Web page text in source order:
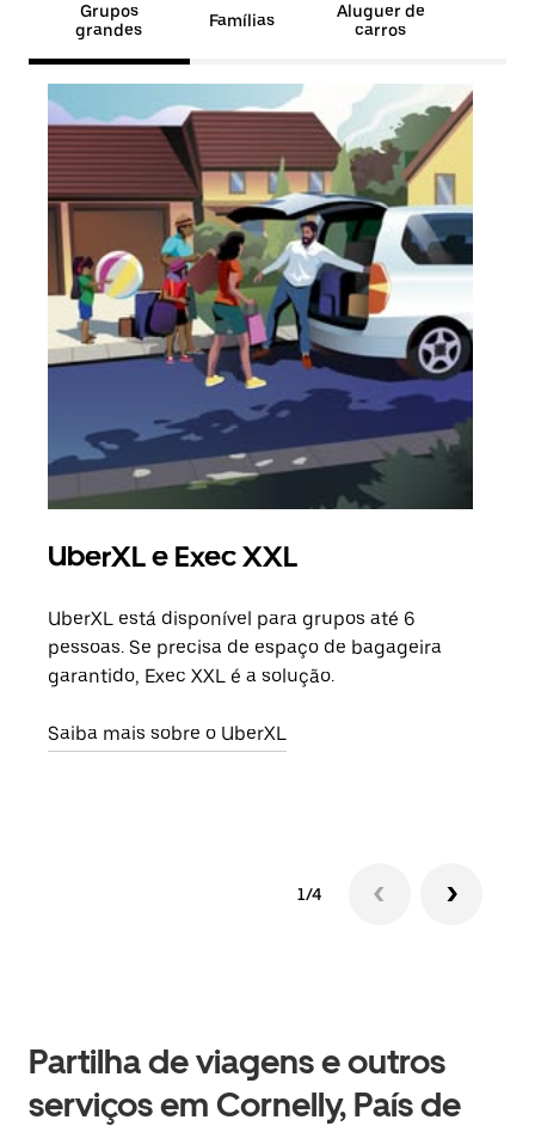
Grupos
grandes
Famílias
Aluguer de
carros
UberXL e Exec XXL
UberXL está disponível para grupos até 6
pessoas. Se precisa de espaço de bagageira
garantido, Exec XXL é a solução.
Saiba mais sobre o UberXL
1/4
Partilha de viagens e outros
serviços em Cornelly, País de